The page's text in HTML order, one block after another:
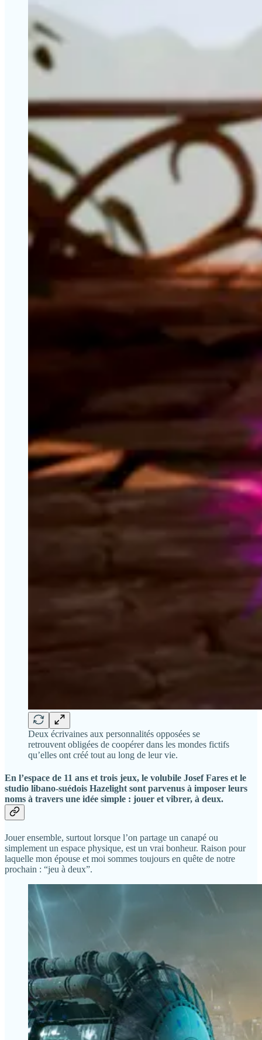
Deux écrivaines aux personnalités opposées se
retrouvent obligées de coopérer dans les mondes fictifs
qu’elles ont créé tout au long de leur vie.
En l’espace de 11 ans et trois jeux, le volubile Josef Fares et le
studio libano-suédois Hazelight sont parvenus à imposer leurs
noms à travers une idée simple : jouer et vibrer, à deux.
Jouer ensemble, surtout lorsque l’on partage un canapé ou
simplement un espace physique, est un vrai bonheur. Raison pour
laquelle mon épouse et moi sommes toujours en quête de notre
prochain : “jeu à deux”.